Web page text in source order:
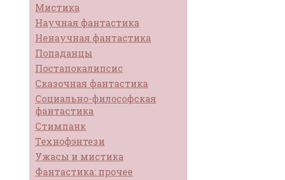
Мистика
Научная фантастика
Ненаучная фантастика
Попаданцы
Постапокалипсис
Сказочная фантастика
Социально-философская
фантастика
Стимпанк
Технофэнтези
Ужасы и мистика
Фантастика: прочее